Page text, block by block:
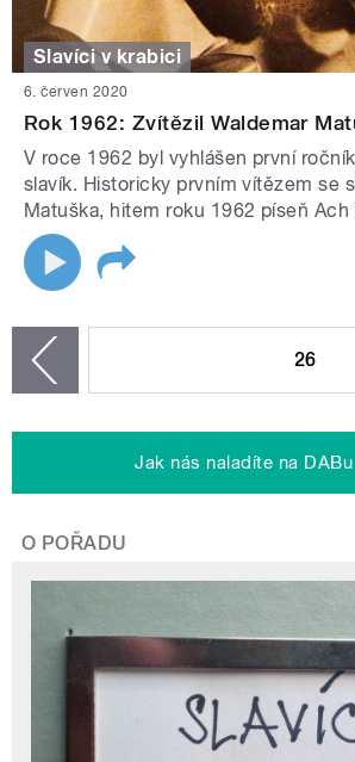
Slavíci v krabici
6. červen 2020
Rok 1962: Zvítězil Waldemar
V roce 1962 byl vyhlášen první
slavík. Historicky prvním vítězem se
Matuška, hitem roku 1962 píseň Ach
26
Jak nás naladíte na DABu
O POŘADU